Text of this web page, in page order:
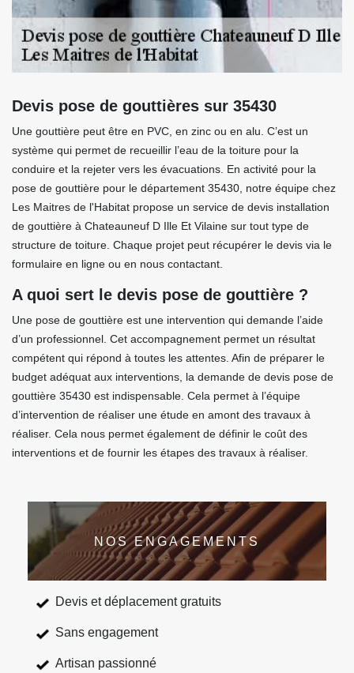
Devis pose de gouttières sur 35430
Une gouttière peut être en PVC, en zinc ou en alu. C’est un
système qui permet de recueillir l’eau de la toiture pour la
conduire et la rejeter vers les évacuations. En activité pour la
pose de gouttière pour le département 35430, notre équipe chez
Les Maitres de l'Habitat propose un service de devis installation
de gouttière à Chateauneuf D Ille Et Vilaine sur tout type de
structure de toiture. Chaque projet peut récupérer le devis via le
formulaire en ligne ou en nous contactant.
A quoi sert le devis pose de gouttière ?
Une pose de gouttière est une intervention qui demande l’aide
d’un professionnel. Cet accompagnement permet un résultat
compétent qui répond à toutes les attentes. Afin de préparer le
budget adéquat aux interventions, la demande de devis pose de
gouttière 35430 est indispensable. Cela permet à l’équipe
d’intervention de réaliser une étude en amont des travaux à
réaliser. Cela nous permet également de définir le coût des
interventions et de fournir les étapes des travaux à réaliser.
NOS ENGAGEMENTS
Devis et déplacement gratuits
Sans engagement
Artisan passionné